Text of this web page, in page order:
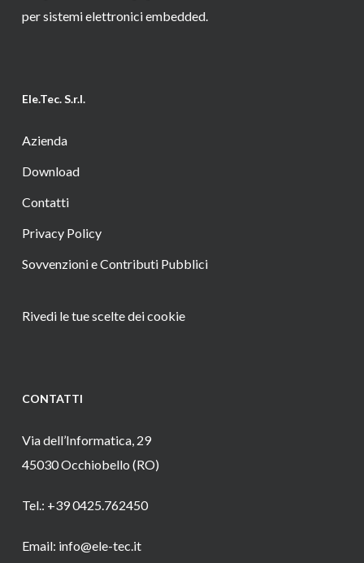
per sistemi elettronici embedded.
Ele.Tec. S.r.l.
Azienda
Download
Contatti
Privacy Policy
Sovvenzioni e Contributi Pubblici
Rivedi le tue scelte dei cookie
CONTATTI
Via dell’Informatica, 29
45030 Occhiobello (RO)
Tel.: +39 0425.762450
Email: info@ele-tec.it